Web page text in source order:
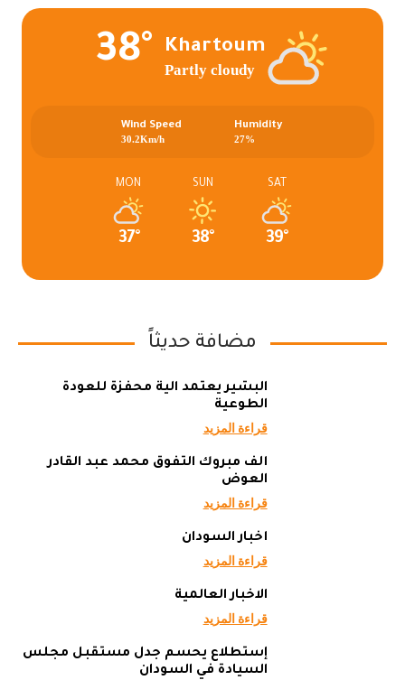
Khartoum
Partly cloudy
38°
Humidity
27%
Wind Speed
30.2Km/h
SAT
39°
SUN
38°
MON
37°
مضافة حديثاً
البشير يعتمد آلية محفزة للعودة
الطوعية
قراءة المزيد
ألف مبروك التفوق محمد عبد القادر
العوض
قراءة المزيد
أخبار السودان
قراءة المزيد
الاخبار العالمية
قراءة المزيد
إستطلاع يحسم جدل مستقبل مجلس
السيادة في السودان